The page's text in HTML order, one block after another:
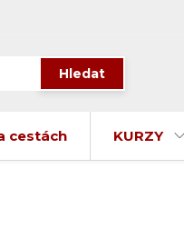
Hledat
cestách KURZY